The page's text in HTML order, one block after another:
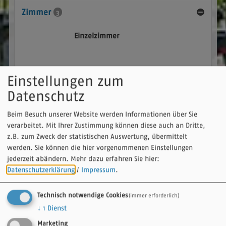
Zimmer 3
Einzelzimmer
Details
Dusche/WC,Fön, TV, WLAN, Fahrradgarage, Telefon auf
Wunsch
Abreisezeiten bis 10:00 Uhr
Anreise ab 14 bis 20 Uhr
Schlüsselübergabe persönlich oder Schlüsseltresor nach
Vereinbarung
Haustier auf Anfrage, Aufpreis 5€
Zustellbett und Babybett auf Anfrage
Frühstück von 07:00- 09:oo Uhr
Halbpension nach Vereinbarung
Ausstattung: 1 Schlafraum, Bettwäsche vorhanden,
Einzelbetten, Fenster können geöffnet werden,
Fernseher, Föhn, Größe in m²: 14, Handtücher
vorhanden, Haustiere auf Anfrage, Heizung,
Einstellungen zum
Datenschutz
Beim Besuch unserer Website werden Informationen über Sie
verarbeitet. Mit Ihrer Zustimmung können diese auch an Dritte,
z.B. zum Zweck der statistischen Auswertung, übermittelt
werden. Sie können die hier vorgenommenen Einstellungen
jederzeit abändern. Mehr dazu erfahren Sie hier:
Datenschutzerklärung / Impressum.
Technisch notwendige Cookies(immer erforderlich)
↓ 1 Dienst
Marketing